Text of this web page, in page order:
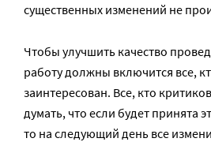
существенных изменений не
Чтобы улучшить качество
работу должны включится все,
заинтересован. Все, кто
думать, что если будет принята
то на следующий день все